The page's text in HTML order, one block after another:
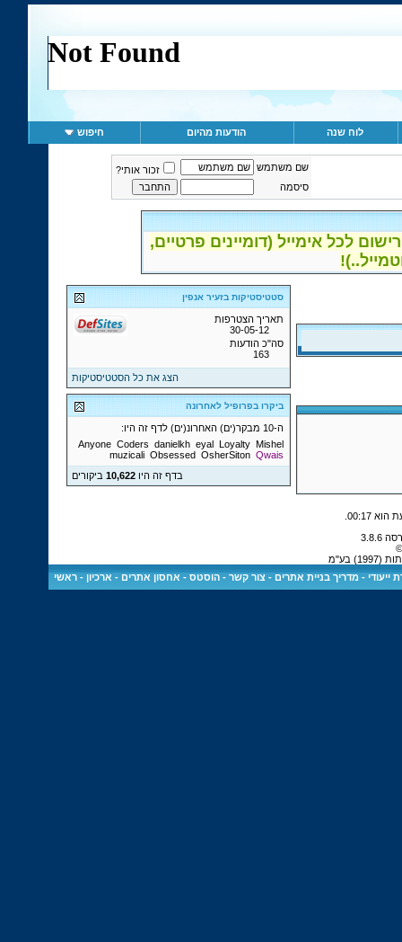
לוח שנה הודעות מהיום חיפוש
שם משתמש
זכור אותי?
סיסמה
לכל אימייל (דומיינים פרטיים,
סטטיסטיקות בזעיר אנפין
תאריך הצטרפות
30-05-12
סה"כ הודעות
163
הצג את כל הסטטיסטיקות
ביקרו בפרופיל לאחרונה
ה-10 מבקר(ים) האחרונ(ים) לדף זה היו:
Anyone Coders danielkh eyal Loyalty Mishel
muzicali Obsessed OsherSiton Qwais
בדף זה היו10,622 ביקורים
00:17
בע"מ
ייעודי -מדריך בניית אתרים -צור קשר -הוסטס - אחסון אתרים - ארכיון -ראשי